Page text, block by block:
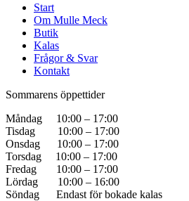
Start
Om Mulle Meck
Butik
Kalas
Frågor & Svar
Kontakt
Sommarens öppettider
Måndag 10:00 – 17:00
Tisdag 10:00 – 17:00
Onsdag 10:00 – 17:00
Torsdag 10:00 – 17:00
Fredag 10:00 – 17:00
Lördag 10:00 – 16:00
Söndag Endast för bokade kalas